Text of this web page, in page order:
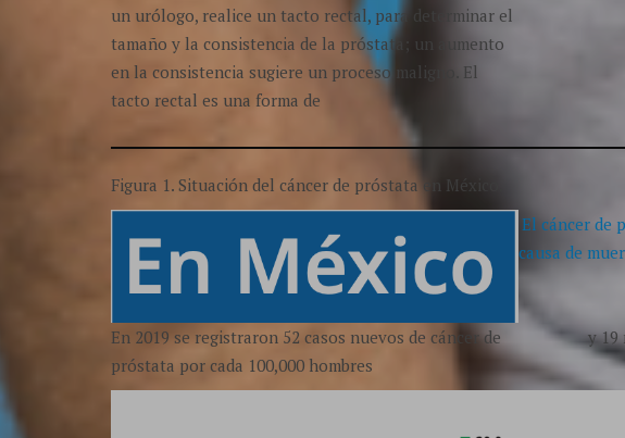
un urólogo, realice un tacto rectal, para determinar el
tamaño y la consistencia de la próstata; un aumento
en la consistencia sugiere un proceso maligno. El
tacto rectal es una forma de
Figura 1. Situación del cáncer de próstata en México.
El cáncer de
causa de
En 2019 se registraron 52 casos nuevos de cáncer de
próstata por cada 100,000 hombres
y 19